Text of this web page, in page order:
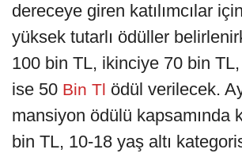
dereceye giren katılımcılar
yüksek tutarlı ödüller
100 bin TL, ikinciye 70 bin
ise 50 Bin Tl ödül verilecek.
mansiyon ödülü kapsamında
bin TL, 10-18 yaş altı